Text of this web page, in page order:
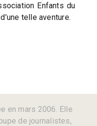
Enfants du
telle aventure.
en mars 2006. Elle
de journalistes,